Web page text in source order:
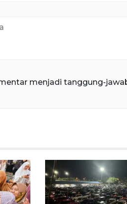
menjadi tanggung-